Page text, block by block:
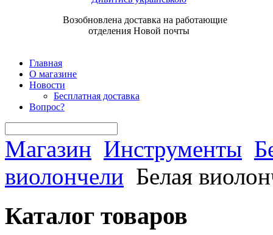
Возобновлена доставка на работающие
отделения Новой почты
Главная
О магазине
Новости
Бесплатная доставка
Вопрос?
Магазин Инструменты
виолончели Белая
Каталог товаров